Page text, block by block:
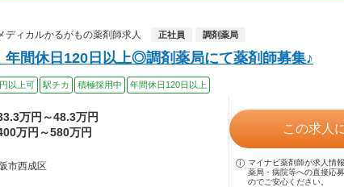
ィカルかるがもの薬剤師求人
正社員 調剤薬局
年間休日120日以上◎調剤薬局にて薬剤師募集♪
以上可 駅チカ 積極採用中 年間休日120日以上
万円～48.3万円
万円～580万円
市西成区
この求人
マイナビ薬剤師が求人情
薬局・病院等への直接応
のでご安心ください。